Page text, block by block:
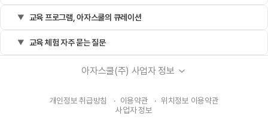
교육 프로그램, 아자스쿨의 큐레이션
교육 체험 자주 묻는 질문
아자스쿨(주) 사업자 정보
개인정보 취급방침 · 이용약관 · 위치정보 이용약관
사업자 정보